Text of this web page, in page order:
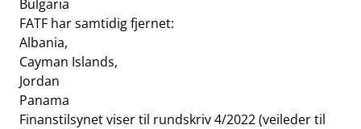
Bulgaria
FATF har samtidig fjernet:
Albania,
Cayman Islands,
Jordan
Panama
Finanstilsynet viser til rundskriv 4/2022 (veileder til